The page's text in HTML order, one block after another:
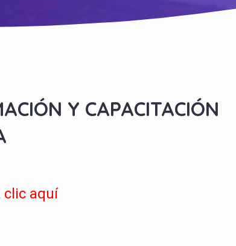
Y CAPACITACIÓN
clic aquí